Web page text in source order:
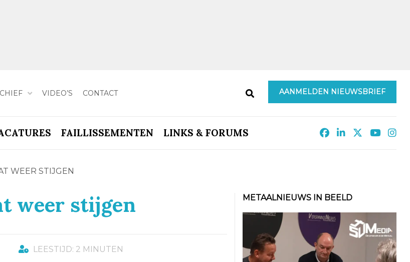
VIDEO’S CONTACT AANMELDEN NIEUWSBRIEF
FAILLISSEMENTEN LINKS & FORUMS
WEER STIJGEN
weer stijgen
LEESTIJD: 2 MINUTEN
METAALNIEUWS IN BEELD